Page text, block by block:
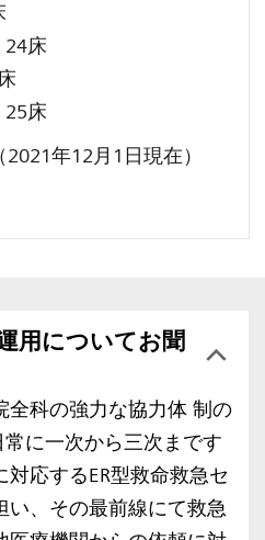
24床
25床
年12月1日現在）
用についてお聞
全科の強力な協力体 制の
に一次から三次まです
応するER型救命救急セ
い、その最前線にて救急